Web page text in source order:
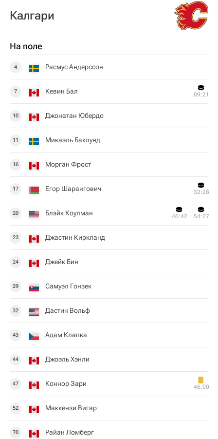
Калгари
На поле
4 Расмус Андерссон
7 Кевин Бал 09:21
10 Джонатан Юбердо
11 Микаэль Баклунд
16 Морган Фрост
17 Егор Шарангович 32:28
20 Блэйк Коулман 46:42 54:27
23 Джастин Киркланд
24 Джейк Бин
29 Самуэл Гонзек
32 Дастин Вольф
43 Адам Клапка
44 Джоэль Хэнли
47 Коннор Зари 46:00
52 Маккензи Вигар
70 Райан Ломберг